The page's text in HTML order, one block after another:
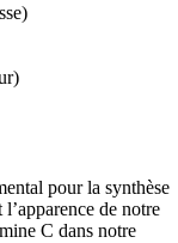
pour la synthèse
de notre
C dans notre